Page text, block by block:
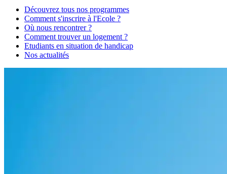
Découvrez tous nos programmes
Comment s'inscrire à l'Ecole ?
Où nous rencontrer ?
Comment trouver un logement ?
Etudiants en situation de handicap
Nos actualités